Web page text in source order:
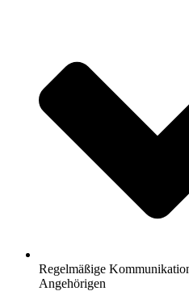
Regelmäßige
Angehörigen